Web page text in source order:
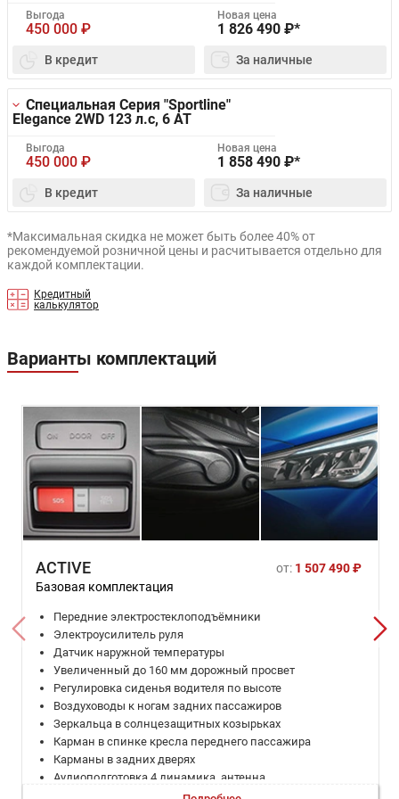
Выгода
450 000 ₽
Новая цена
1 826 490 ₽*
В кредит За наличные
Специальная Серия "Sportline"
Elegance 2WD 123 л.с, 6 AT
Выгода
450 000 ₽
Новая цена
1 858 490 ₽*
В кредит За наличные
*Максимальная скидка не может быть более 40% от
рекомендуемой розничной цены и расчитывается отдельно для
каждой комплектации.
Кредитный
калькулятор
Варианты комплектаций
ACTIVE от: 1 507 490 ₽
Базовая комплектация
Передние электростеклоподъёмники
Электроусилитель руля
Датчик наружной температуры
Увеличенный до 160 мм дорожный просвет
Регулировка сиденья водителя по высоте
Воздуховоды к ногам задних пассажиров
Зеркальца в солнцезащитных козырьках
Карман в спинке кресла переднего пассажира
Карманы в задних дверях
Аудиоподготовка 4 динамика, антенна
Две розетки 12В на центральной консоли